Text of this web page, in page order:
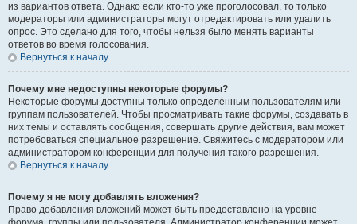
из вариантов ответа. Однако если кто-то уже проголосовал, то только
модераторы или администраторы могут отредактировать или удалить
опрос. Это сделано для того, чтобы нельзя было менять варианты
ответов во время голосования.
Вернуться к началу
Почему мне недоступны некоторые форумы?
Некоторые форумы доступны только определённым пользователям или
группам пользователей. Чтобы просматривать такие форумы, создавать в
них темы и оставлять сообщения, совершать другие действия, вам может
потребоваться специальное разрешение. Свяжитесь с модератором или
администратором конференции для получения такого разрешения.
Вернуться к началу
Почему я не могу добавлять вложения?
Право добавления вложений может быть предоставлено на уровне